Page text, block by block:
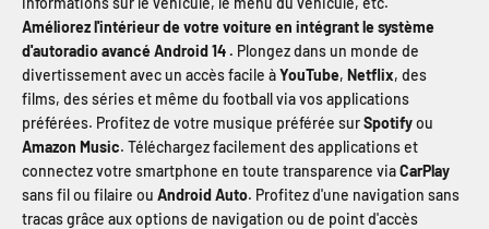
Améliorez l'intérieur de votre voiture en intégrant le système
d'autoradio avancé Android 14 . Plongez dans un monde de
divertissement avec un accès facile àYouTube, Netflix, des
films, des séries et même du football via vos applications
préférées. Profitez de votre musique préférée surSpotifyou
Amazon Music. Téléchargez facilement des applications et
connectez votre smartphone en toute transparence viaCarPlay
sans fil ou filaire ou Android Auto. Profitez d'une navigation sans
tracas grâce aux options de navigation ou de point d'accès